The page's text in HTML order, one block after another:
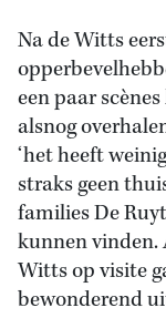
Na de Witts
een paar
alsnog
‘het heeft
straks geen
families De
kunnen vinden.
Witts op visite
bewonderend